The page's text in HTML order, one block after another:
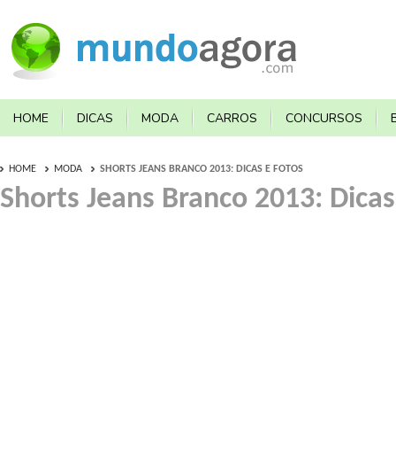
HOME DICAS MODA CARROS CONCURSOS
HOME MODA SHORTS JEANS BRANCO 2013: DICAS E FOTOS
Shorts Jeans Branco 2013: